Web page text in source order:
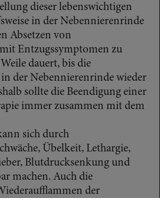
dieser lebenswichtigen
in der Nebennierenrinde
Absetzen von
Entzugssymptomen zu
dauert, bis die
der Nebennierenrinde wieder
sollte die Beendigung einer
immer zusammen mit dem
sich durch
Übelkeit, Lethargie,
Blutdrucksenkung und
machen. Auch die
der